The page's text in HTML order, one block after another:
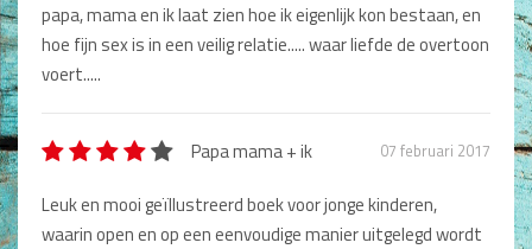
Pastoraat
Romans en Verhalen
Non-Fictie
Films en Luisterboeken
Naam *
Titel review*
Beschrijving *
papa, mama en ik laat zien hoe ik eigenlijk kon bestaan, en
hoe fijn sex is in een veilig relatie..... waar liefde de overtoon
voert.....
Papa mama + ik 07 februari 2017
Leuk en mooi geïllustreerd boek voor jonge kinderen,
waarin open en op een eenvoudige manier uitgelegd wordt